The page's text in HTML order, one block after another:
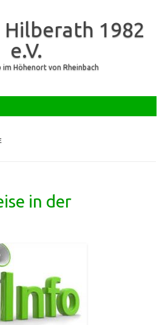
1982
e.V.
im Höhenort von Rheinbach
Zum Inhalt springen
in der